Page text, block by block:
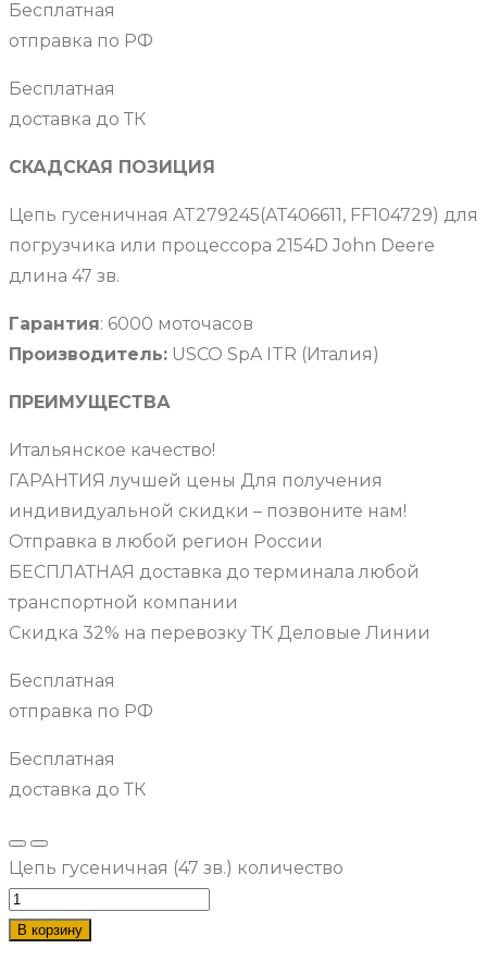
Бесплатная
отправка по РФ
Бесплатная
доставка до ТК
СКАДСКАЯ ПОЗИЦИЯ
Цепь гусеничная AT279245(AT406611, FF104729) для
погрузчика или процессора 2154D John Deere
длина 47 зв.
Гарантия: 6000 моточасов
Производитель: USCO SpA ITR (Италия)
ПРЕИМУЩЕСТВА
Итальянское качество!
ГАРАНТИЯ лучшей цены Для получения
индивидуальной скидки – позвоните нам!
Отправка в любой регион России
БЕСПЛАТНАЯ доставка до терминала любой
транспортной компании
Скидка 32% на перевозку ТК Деловые Линии
Бесплатная
отправка по РФ
Бесплатная
доставка до ТК
Цепь гусеничная (47 зв.) количество
В корзину